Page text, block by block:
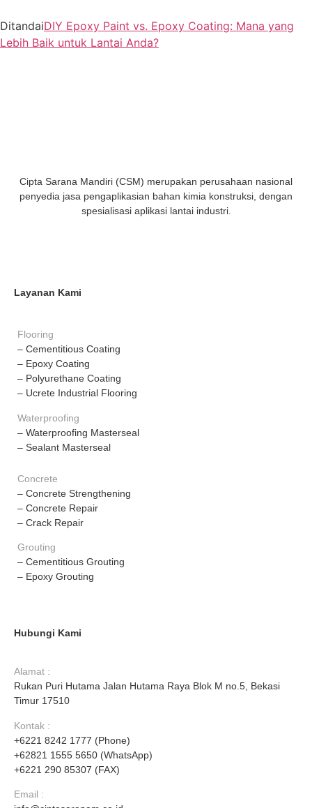
DitandaiDIY Epoxy Paint vs. Epoxy Coating: Mana yang
Lebih Baik untuk Lantai Anda?
Cipta Sarana Mandiri (CSM) merupakan perusahaan nasional
penyedia jasa pengaplikasian bahan kimia konstruksi, dengan
spesialisasi aplikasi lantai industri.
Layanan Kami
Flooring
– Cementitious Coating
– Epoxy Coating
– Polyurethane Coating
– Ucrete Industrial Flooring
Waterproofing
– Waterproofing Masterseal
– Sealant Masterseal
Concrete
– Concrete Strengthening
– Concrete Repair
– Crack Repair
Grouting
– Cementitious Grouting
– Epoxy Grouting
Hubungi Kami
Alamat :
Rukan Puri Hutama Jalan Hutama Raya Blok M no.5, Bekasi
Timur 17510
Kontak :
+6221 8242 1777 (Phone)
+62821 1555 5650 (WhatsApp)
+6221 290 85307 (FAX)
Email :